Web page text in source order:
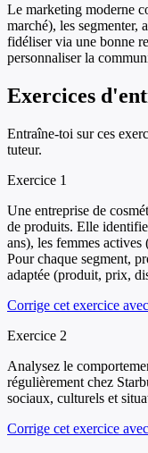
Le marketing moderne
marché), les segmenter,
fidéliser via une bonne
personnaliser la
Exercices
Entraîne-toi sur ces
tuteur.
Exercice 1
Une entreprise de
de produits. Elle
ans), les femmes
Pour chaque segment,
adaptée (produit, prix,
Corrige cet exercice
Exercice 2
Analysez le
régulièrement chez
sociaux, culturels et
Corrige cet exercice